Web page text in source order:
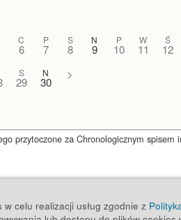
C
6
P
7
S
8
N
9
P
10
W
11
Ś
12
S
29
N
30
>
przytoczone za Chronologicznym
celu realizacji usług zgodnie z